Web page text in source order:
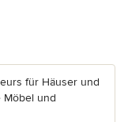
für Häuser und
Möbel und